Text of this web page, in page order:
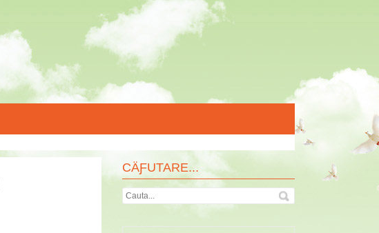
CÄƑUTARE...